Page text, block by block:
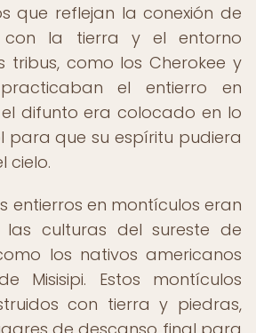
que reflejan la conexión de
con la tierra y el entorno
tribus, como los Cherokee y
el entierro en
difunto era colocado en lo
que su espíritu pudiera
cielo.
entierros en montículos eran
las culturas del sureste de
los nativos americanos
Misisipi. Estos montículos
con tierra y piedras,